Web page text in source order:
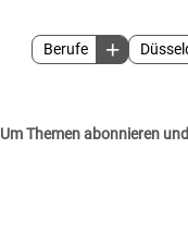
Berufe
Um Themen abonnieren